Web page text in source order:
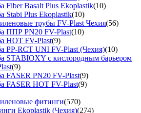
Fiber Basalt Plus Ekoplastik(10)
Stabi Plus Ekoplastik(10)
трубы FV-Plast Чехия(56)
ППР PN20 FV-Plast(10)
HOT FV-Plast(9)
PP-RCT UNI FV-Plast (Чехия)(10)
STABIOXY с кислородным барьером
(9)
FASER PN20 FV-Plast(9)
FASER HOT FV-Plast(9)
фитинги(570)
Ekoplastik (Чехия)(274)